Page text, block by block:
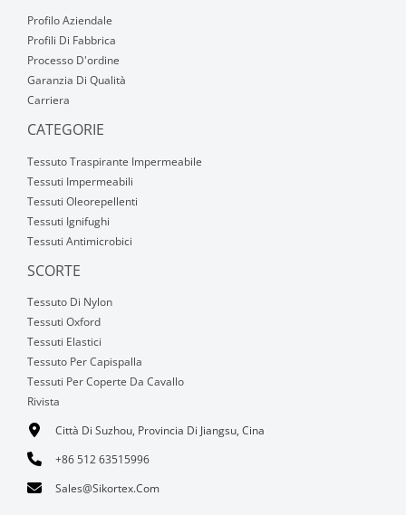
Profilo Aziendale
Profili Di Fabbrica
Processo D'ordine
Garanzia Di Qualità
Carriera
CATEGORIE
Tessuto Traspirante Impermeabile
Tessuti Impermeabili
Tessuti Oleorepellenti
Tessuti Ignifughi
Tessuti Antimicrobici
SCORTE
Tessuto Di Nylon
Tessuti Oxford
Tessuti Elastici
Tessuto Per Capispalla
Tessuti Per Coperte Da Cavallo
Rivista
Città Di Suzhou, Provincia Di Jiangsu, Cina
+86 512 63515996
Sales@sikortex.com